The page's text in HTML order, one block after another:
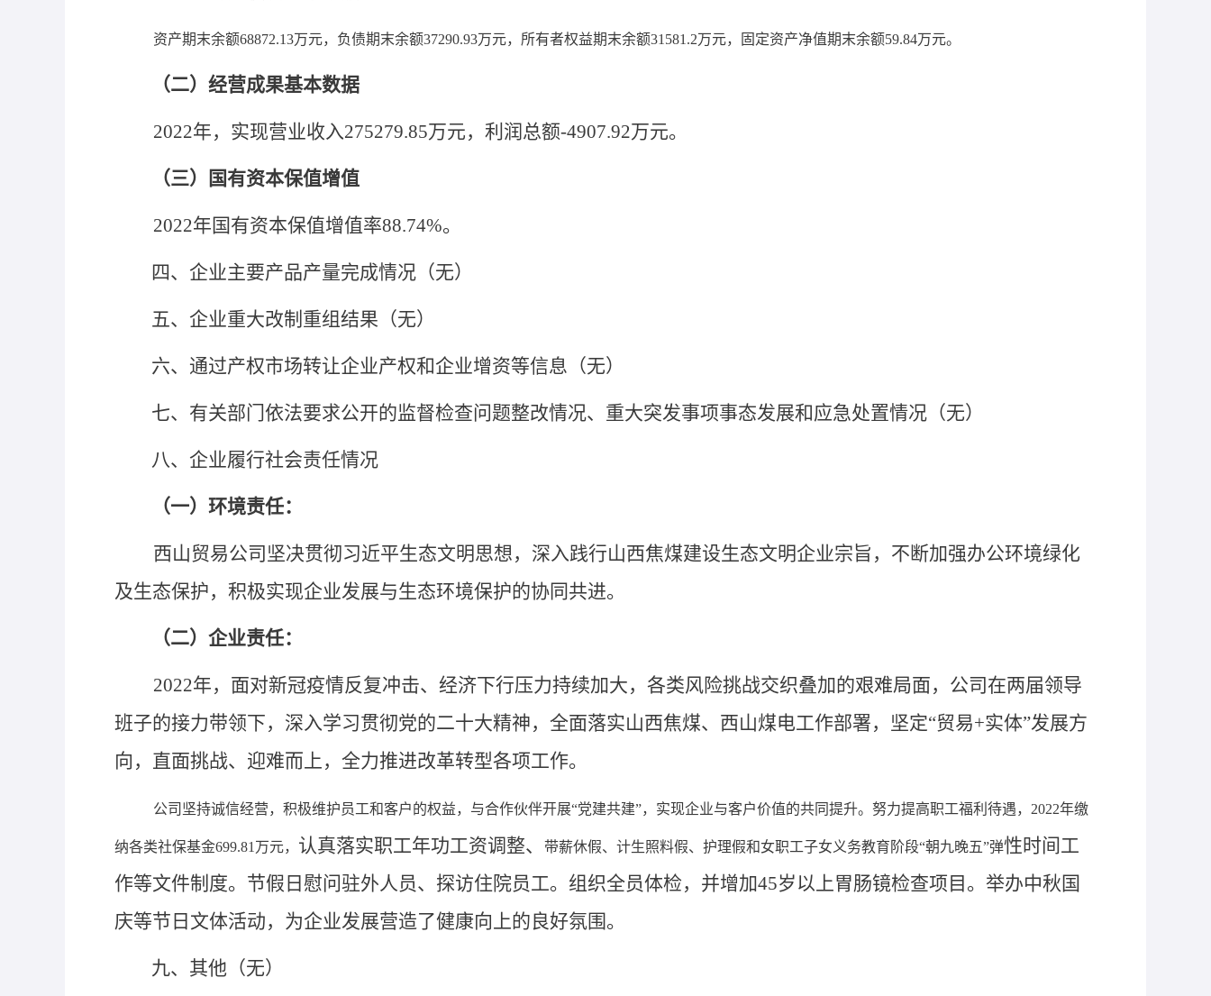
资产期末余额68872.13万元，负债期末余额37290.93万元，所有者权益期末余额31581.2万元，固定资产净值期末余额59.84万元。
（二）经营成果基本数据
2022年，实现营业收入275279.85万元，利润总额-4907.92万元。
（三）国有资本保值增值
2022年国有资本保值增值率88.74%。
四、企业主要产品产量完成情况（无）
五、企业重大改制重组结果（无）
六、通过产权市场转让企业产权和企业增资等信息（无）
七、有关部门依法要求公开的监督检查问题整改情况、重大突发事项事态发展和应急处置情况（无）
八、企业履行社会责任情况
（一）环境责任：
西山贸易公司坚决贯彻习近平生态文明思想，深入践行山西焦煤建设生态文明企业宗旨，不断加强办公环境绿化
及生态保护，积极实现企业发展与生态环境保护的协同共进。
（二）企业责任：
2022年，面对新冠疫情反复冲击、经济下行压力持续加大，各类风险挑战交织叠加的艰难局面，公司在两届领导
班子的接力带领下，深入学习贯彻党的二十大精神，全面落实山西焦煤、西山煤电工作部署，坚定“贸易+实体”发展方
向，直面挑战、迎难而上，全力推进改革转型各项工作。
公司坚持诚信经营，积极维护员工和客户的权益，与合作伙伴开展“党建共建”，实现企业与客户价值的共同提升。努力提高职工福利待遇，2022年缴
纳各类社保基金699.81万元， 认真落实职工年功工资调整、 带薪休假、计生照料假、护理假和女职工子女义务教育阶段“朝九晚五”弹性时间工
作等文件制度。节假日 慰问驻外人员、 探访住院员工。 组织全员体检，并增加45岁以上胃肠镜检查项目 。举办中秋国
庆等节日文体活动，为企业发展营造了健康向上的良好氛围。
九、其他（无）